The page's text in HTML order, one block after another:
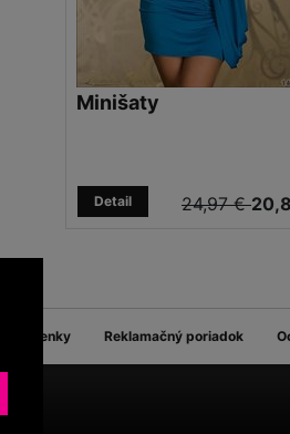
Minišaty
24,97 €
Detail
podmienky Reklamačný poriadok